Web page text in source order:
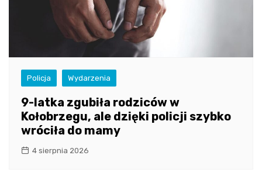
Policja Wydarzenia
9-latka zgubiła rodziców w
Kołobrzegu, ale dzięki policji szybko
wróciła do mamy
4 sierpnia 2026